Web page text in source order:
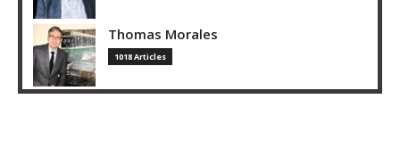
Thomas Morales
1018 Articles